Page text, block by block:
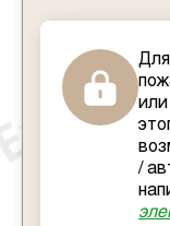
или
/